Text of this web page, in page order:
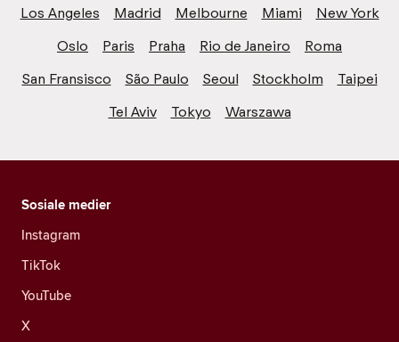
Los Angeles
Madrid Melbourne Miami
New York
Oslo
Paris Praha Rio de Janeiro
Roma
San Fransisco
São Paulo Seoul Stockholm
Taipei
Tel Aviv
Tokyo Warszawa
Sosiale medier
Instagram
TikTok
YouTube
X